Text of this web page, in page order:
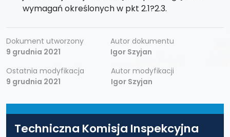
wymagań określonych w pkt 2.1?2.3.
Dokument utworzony
9 grudnia 2021
Autor dokumentu
Igor Szyjan
Ostatnia modyfikacja
9 grudnia 2021
Autor modyfikacji
Igor Szyjan
Techniczna Komisja Inspekcyjna